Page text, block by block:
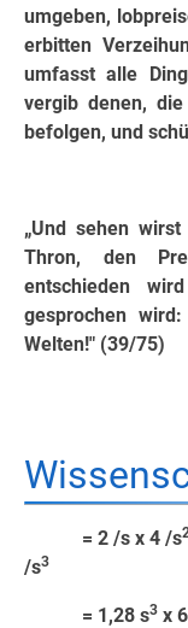
umgeben,
erbitten
umfasst alle
vergib denen,
befolgen, und
„Und sehen
Thron, den
entschieden
gesprochen
Welten!" (39/75)
= 2 /s x 4 /s
/s3
= 1,28 s3